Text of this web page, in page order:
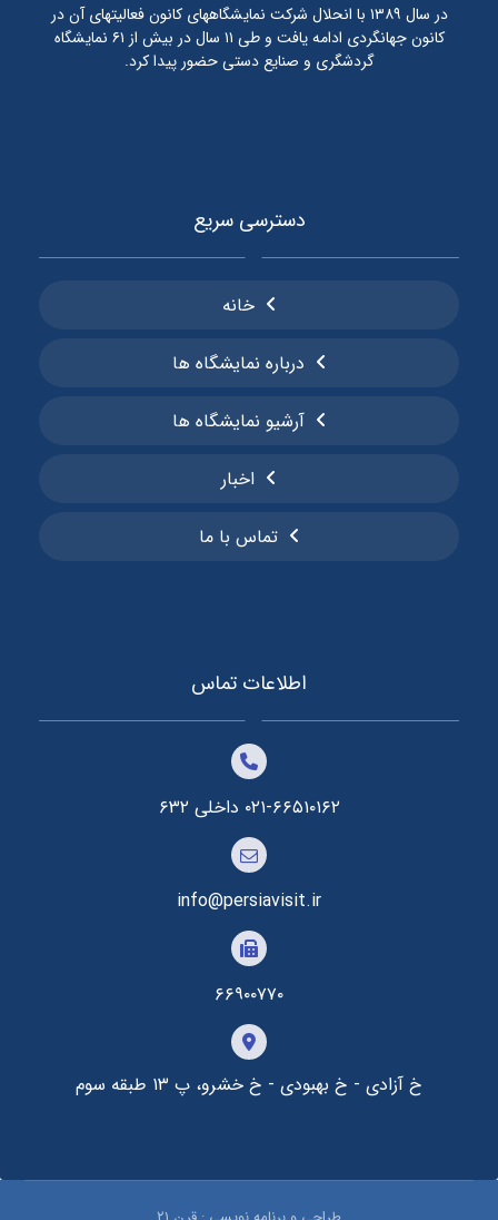
در سال ۱۳۸۹ با انحلال شرکت نمایشگاههای کانون فعالیتهای آن در
کانون جهانگردی ادامه یافت و طی ۱۱ سال در بیش از ۶۱ نمایشگاه
گردشگری و صنایع دستی حضور پیدا کرد.
دسترسی سریع
خانه
درباره نمایشگاه ها
آرشیو نمایشگاه ها
اخبار
تماس با ما
اطلاعات تماس
۰۲۱-۶۶۵۱۰۱۶۲ داخلی ۶۳۲
info@persiavisit.ir
۶۶۹۰۰۷۷۰
خ آزادی - خ بهبودی - خ خشرو، پ ۱۳ طبقه سوم